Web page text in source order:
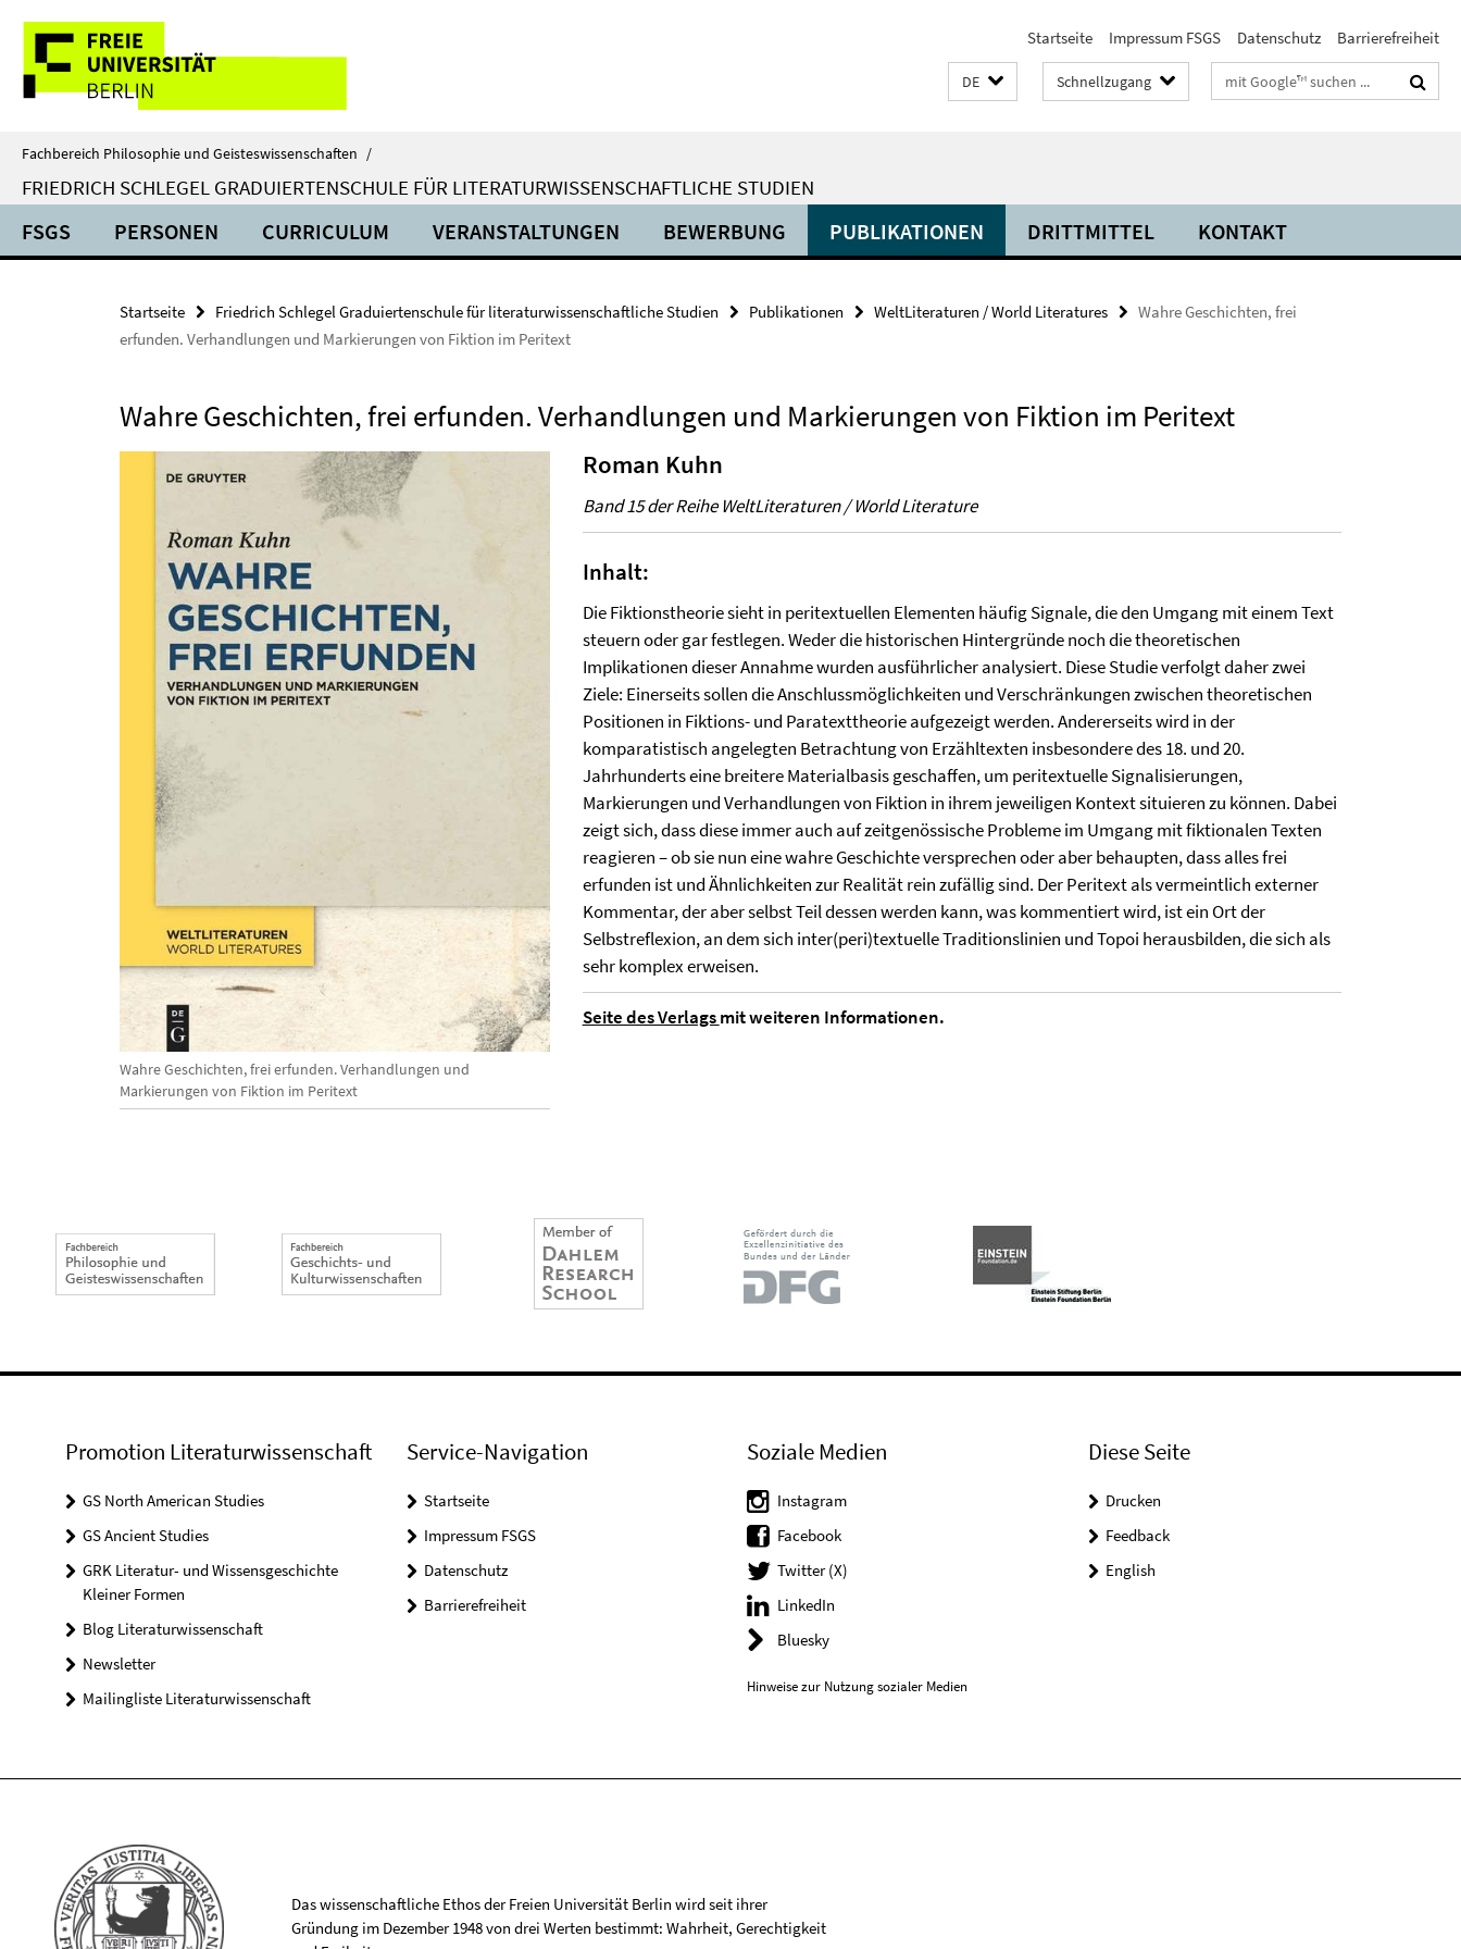
direkt
Inhalt
Service-
Navigation
Startseite Impressum FSGS Datenschutz Barrierefreiheit
DE Schnellzugang Suchbegriffe
Fachbereich Philosophie und Geisteswissenschaften /
FRIEDRICH SCHLEGEL GRADUIERTENSCHULE FÜR LITERATURWISSENSCHAFTLICHE STUDIEN
FSGS PERSONEN CURRICULUM VERANSTALTUNGEN BEWERBUNG PUBLIKATIONEN DRITTMITTEL KONTAKT
Startseite Friedrich Schlegel Graduiertenschule für literaturwissenschaftliche Studien Publikationen WeltLiteraturen / World Literatures
Wahre Geschichten, frei
erfunden. Verhandlungen und Markierungen von Fiktion im Peritext
Wahre Geschichten, frei erfunden. Verhandlungen und Markierungen von Fiktion im Peritext
Wahre Geschichten, frei erfunden. Verhandlungen und
Markierungen von Fiktion im Peritext
Roman Kuhn
Band 15 der Reihe WeltLiteraturen / World Literature
Inhalt:
Die Fiktionstheorie sieht in peritextuellen Elementen häufig Signale, die den Umgang mit einem Text
steuern oder gar festlegen. Weder die historischen Hintergründe noch die theoretischen
Implikationen dieser Annahme wurden ausführlicher analysiert. Diese Studie verfolgt daher zwei
Ziele: Einerseits sollen die Anschlussmöglichkeiten und Verschränkungen zwischen theoretischen
Positionen in Fiktions- und Paratexttheorie aufgezeigt werden. Andererseits wird in der
komparatistisch angelegten Betrachtung von Erzähltexten insbesondere des 18. und 20.
Jahrhunderts eine breitere Materialbasis geschaffen, um peritextuelle Signalisierungen,
Markierungen und Verhandlungen von Fiktion in ihrem jeweiligen Kontext situieren zu können. Dabei
zeigt sich, dass diese immer auch auf zeitgenössische Probleme im Umgang mit fiktionalen Texten
reagieren – ob sie nun eine wahre Geschichte versprechen oder aber behaupten, dass alles frei
erfunden ist und Ähnlichkeiten zur Realität rein zufällig sind. Der Peritext als vermeintlich externer
Kommentar, der aber selbst Teil dessen werden kann, was kommentiert wird, ist ein Ort der
Selbstreflexion, an dem sich inter(peri)textuelle Traditionslinien und Topoi herausbilden, die sich als
sehr komplex erweisen.
Seite des Verlagsmit weiteren Informationen.
Promotion Literaturwissenschaft
GS North American Studies
GS Ancient Studies
GRK Literatur- und Wissensgeschichte
Kleiner Formen
Blog Literaturwissenschaft
Newsletter
Mailingliste Literaturwissenschaft
Service-Navigation
Startseite
Impressum FSGS
Datenschutz
Barrierefreiheit
Soziale Medien
Instagram
Facebook
Twitter (X)
LinkedIn
Bluesky
Hinweise zur Nutzung sozialer Medien
Diese Seite
Drucken
Feedback
English
Das wissenschaftliche Ethos der Freien Universität Berlin wird seit ihrer
Gründung im Dezember 1948 von drei Werten bestimmt: Wahrheit, Gerechtigkeit